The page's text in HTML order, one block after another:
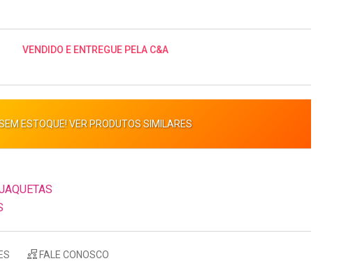
VENDIDO E ENTREGUE PELA C&A
ESTOQUE! VER PRODUTOS SIMILARES
FALE CONOSCO